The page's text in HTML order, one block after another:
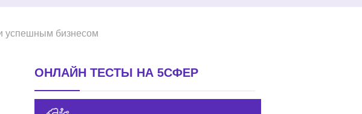
успешным бизнесом
ОНЛАЙН ТЕСТЫ НА 5СФЕР